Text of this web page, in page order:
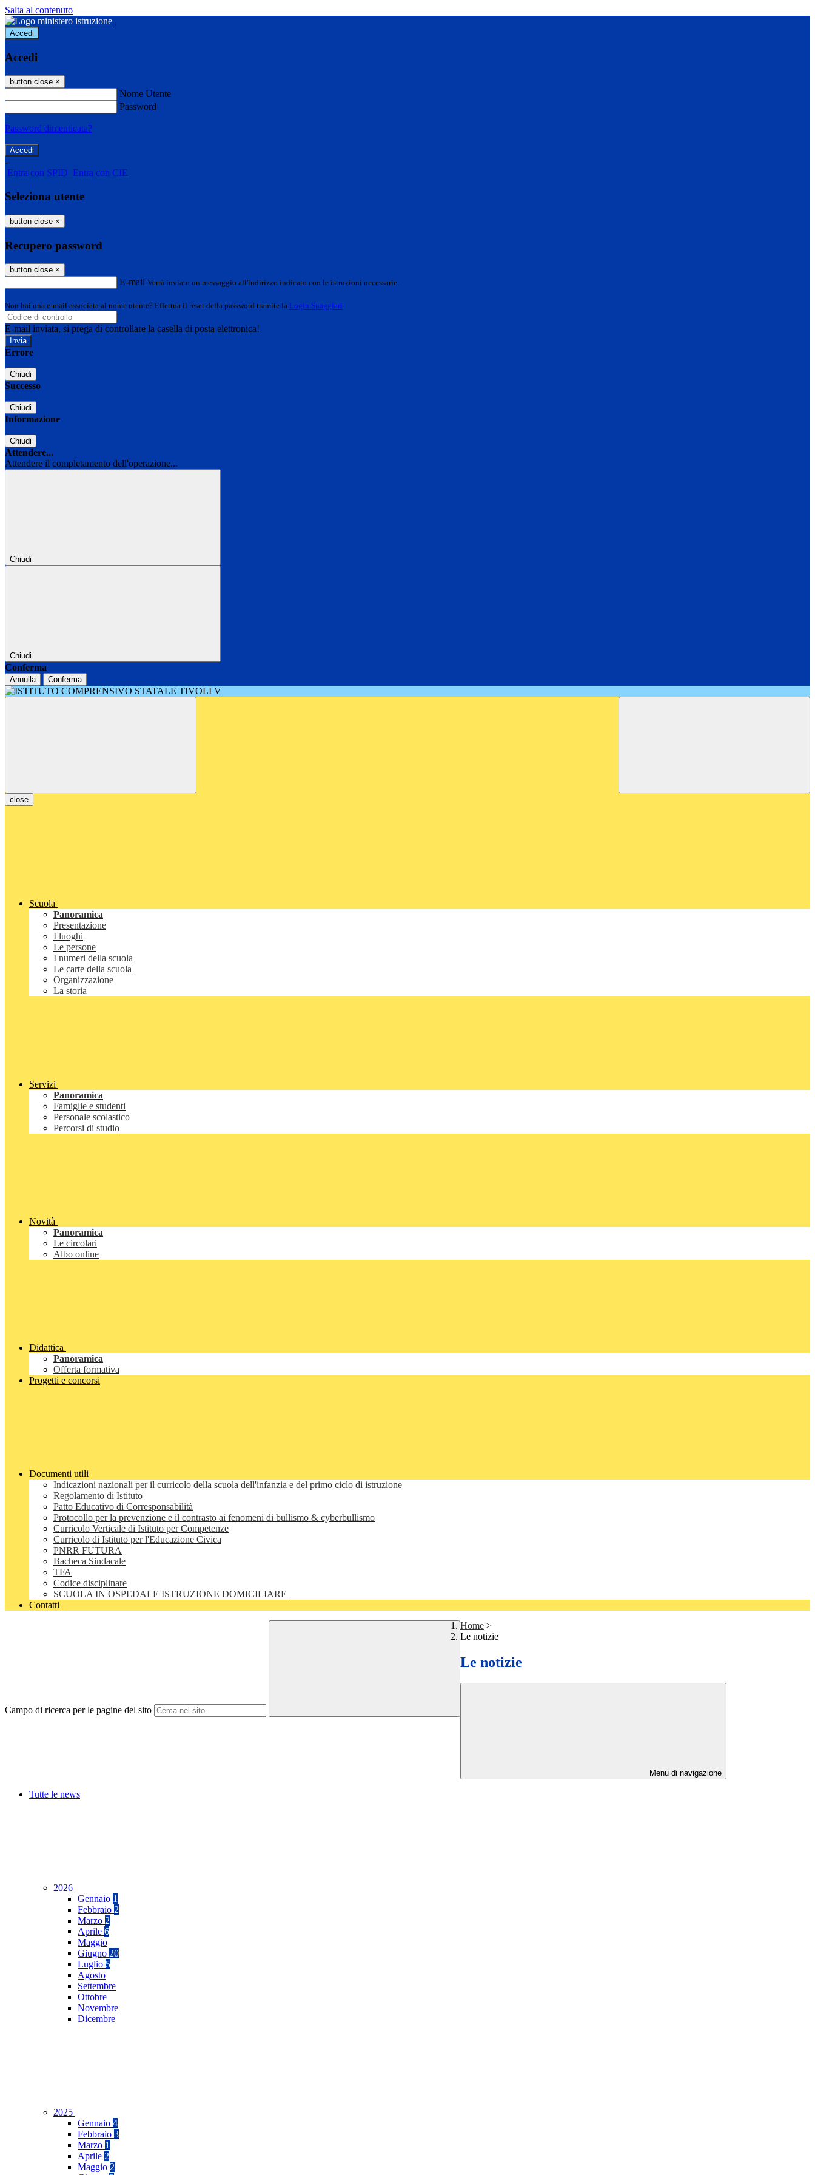
Salta al contenuto
Accedi
Accedi
button close ×
Nome Utente
Password
Password dimenticata?
-
Entra con SPID Entra con CIE
Seleziona utente
button close ×
Recupero password
button close ×
E-mail Verrà inviato un messaggio all'indirizzo indicato con le istruzioni necessarie.
Non hai una e-mail associata al nome utente? Effettua il reset della password tramite la Login Spaggiari
E-mail inviata, si prega di controllare la casella di posta elettronica!
Errore
Chiudi
Successo
Chiudi
Informazione
Chiudi
Attendere...
Attendere il completamento dell'operazione...
Chiudi
Chiudi
Conferma
Annulla Conferma
close
Scuola
Panoramica
Presentazione
I luoghi
Le persone
I numeri della scuola
Le carte della scuola
Organizzazione
La storia
Servizi
Panoramica
Famiglie e studenti
Personale scolastico
Percorsi di studio
Novità
Panoramica
Le circolari
Albo online
Didattica
Panoramica
Offerta formativa
Progetti e concorsi
Documenti utili
Indicazioni nazionali per il curricolo della scuola dell'infanzia e del primo ciclo di istruzione
Regolamento di Istituto
Patto Educativo di Corresponsabilità
Protocollo per la prevenzione e il contrasto ai fenomeni di bullismo & cyberbullismo
Curricolo Verticale di Istituto per Competenze
Curricolo di Istituto per l'Educazione Civica
PNRR FUTURA
Bacheca Sindacale
TFA
Codice disciplinare
SCUOLA IN OSPEDALE ISTRUZIONE DOMICILIARE
Contatti
Campo di ricerca per le pagine del sito
Home >
Le notizie
Le notizie
Menu di navigazione
Tutte le news
2026
Gennaio 1
Febbraio 2
Marzo 2
Aprile 6
Maggio
Giugno 20
Luglio 5
Agosto
Settembre
Ottobre
Novembre
Dicembre
2025
Gennaio 4
Febbraio 3
Marzo 1
Aprile 2
Maggio 2